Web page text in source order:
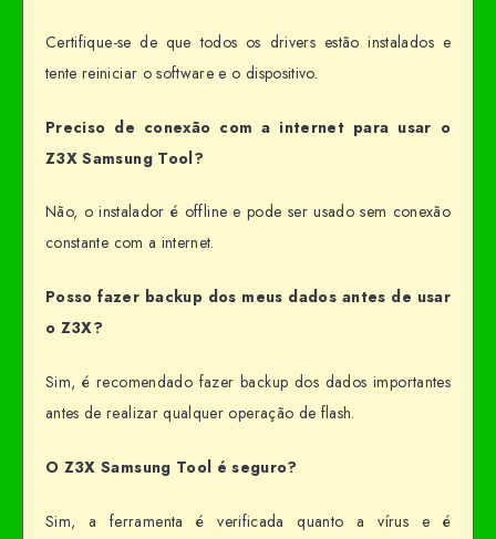
Certifique-se de que todos os drivers estão instalados e
tente reiniciar o software e o dispositivo.
Preciso de conexão com a internet para usar o
Z3X Samsung Tool?
Não, o instalador é offline e pode ser usado sem conexão
constante com a internet.
Posso fazer backup dos meus dados antes de usar
o Z3X?
Sim, é recomendado fazer backup dos dados importantes
antes de realizar qualquer operação de flash.
O Z3X Samsung Tool é seguro?
Sim, a ferramenta é verificada quanto a vírus e é